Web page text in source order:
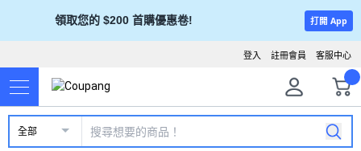
領取您的 $200 首購優惠卷! 打開 App
客服中心
註冊會員
登入
全部